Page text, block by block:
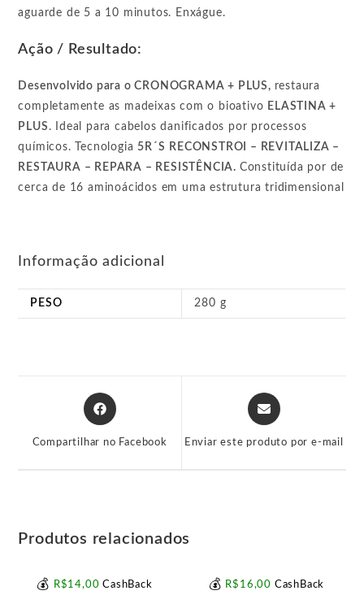
aguarde de 5 a 10 minutos. Enxágue.
Ação / Resultado:
Desenvolvido para o CRONOGRAMA + PLUS, restaura
completamente as madeixas com o bioativo ELASTINA +
PLUS . Ideal para cabelos danificados por processos
químicos. Tecnologia 5R´S RECONSTROI – REVITALIZA –
RESTAURA – REPARA – RESISTÊNCIA. Constituída por de
cerca de 16 aminoácidos em uma estrutura tridimensional
Informação adicional
PESO 280 g
Abre
em
Compartilhar no Facebook
Abre
em
Enviar este produto por e-mail
Produtos relacionados
💰 R$14,00CashBack 💰 R$ 16,00 CashBack